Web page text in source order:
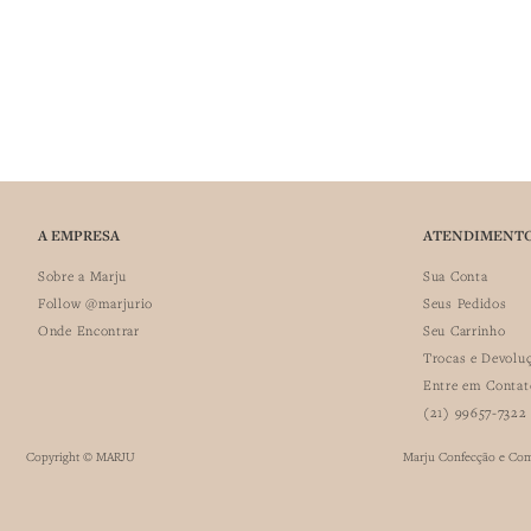
A EMPRESA
Sobre a Marju
Follow @marjurio
Onde Encontrar
Sua Conta
Seus Pedidos
Seu Carrinho
Trocas e
Entre em
(21) 99657-7322
Copyright © MARJU Marju Confecção e